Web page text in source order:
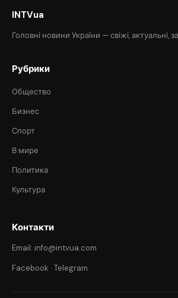
INTVua
Головні новини України — свіжі, актуальні,
Рубрики
Общество
Бизнес
Спорт
В мире
Политика
Культура
Контакти
Email: info@intvua.com
Facebook · Telegram